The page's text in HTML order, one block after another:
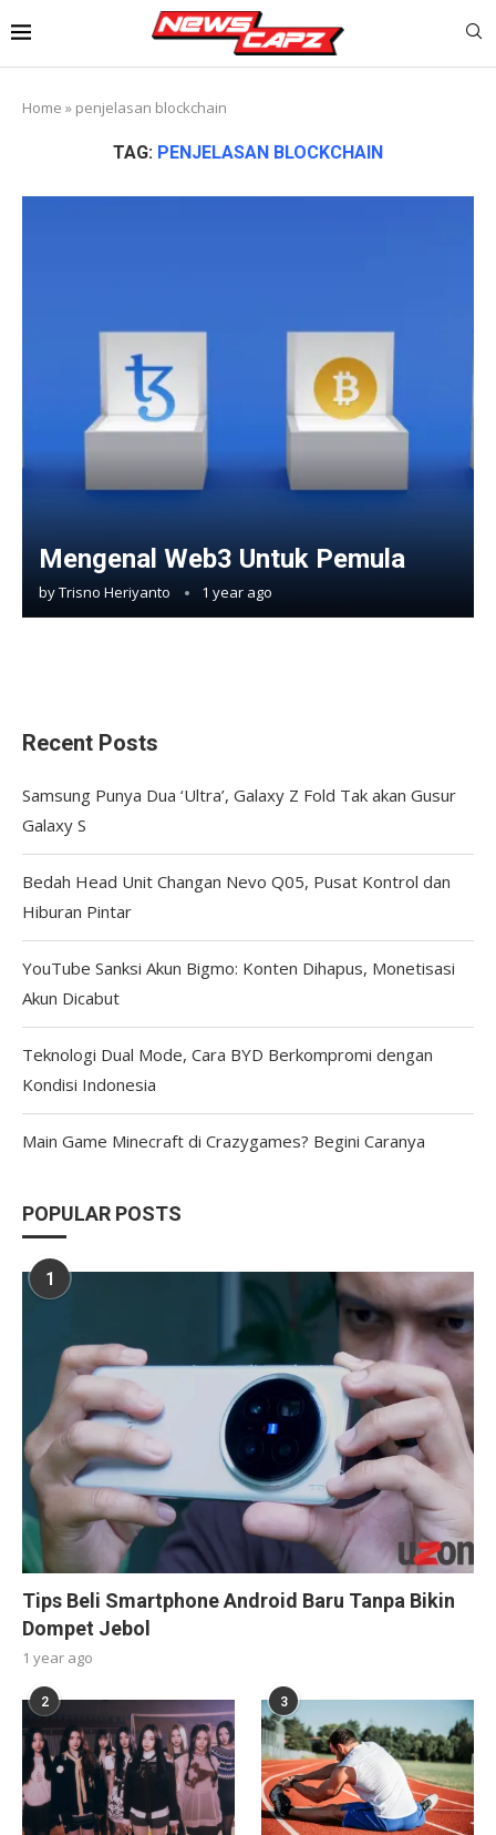
Home » penjelasan blockchain
TAG: PENJELASAN BLOCKCHAIN
Mengenal Web3 Untuk Pemula
byTrisno Heriyanto 1 year ago
Recent Posts
Samsung Punya Dua ‘Ultra’, Galaxy Z Fold Tak akan Gusur
Galaxy S
Bedah Head Unit Changan Nevo Q05, Pusat Kontrol dan
Hiburan Pintar
YouTube Sanksi Akun Bigmo: Konten Dihapus, Monetisasi
Akun Dicabut
Teknologi Dual Mode, Cara BYD Berkompromi dengan
Kondisi Indonesia
Main Game Minecraft di Crazygames? Begini Caranya
POPULAR POSTS
1
Tips Beli Smartphone Android Baru Tanpa Bikin
Dompet Jebol
1 year ago
2 3